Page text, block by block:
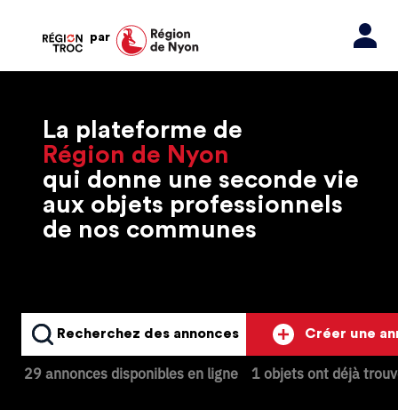
par
La plateforme de
Région de Nyon
qui donne une seconde vie
aux objets professionnels
de nos communes
Recherchez des annonces
29 annonces disponibles en ligne
Créer une
1 objets ont déjà